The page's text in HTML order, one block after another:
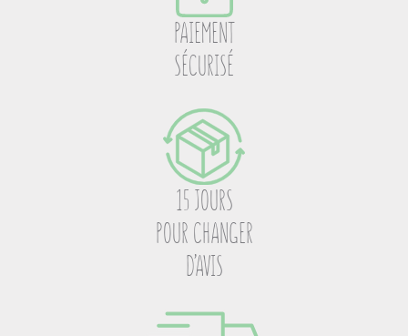
PAIEMENT
SÉCURISÉ
15 JOURS
POUR CHANGER
D’AVIS